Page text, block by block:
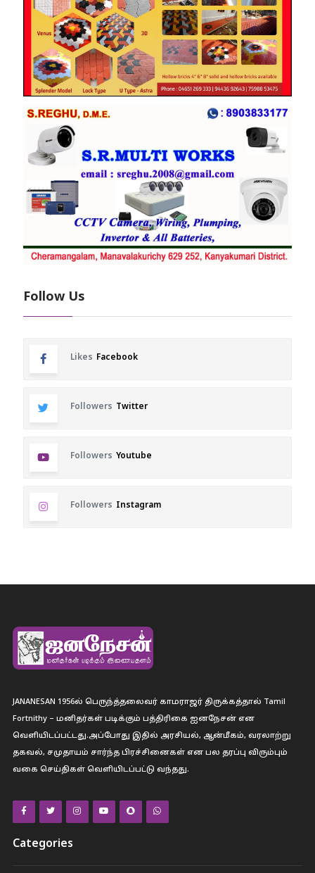
Follow Us
Likes Facebook
Followers Twitter
Followers Youtube
Followers Instagram
JANANESAN 1956ல் பெருந்த்தலைவர் காமராஜர் திருக்கத்தால் Tamil
Fortnithy – மனிதர்கள் படிக்கும் பத்திரிகை ஐனநேசன் என
வெளியிடப்பட்டது.அப்போது இதில் அரசியல், ஆன்மீகம், வரலாற்று
தகவல், சமுதாயம் சார்ந்த பிரச்சினைகள் என பல தரப்பு விரும்பும்
வகை செய்திகள் வெளியிடப்பட்டு வந்தது.
Categories